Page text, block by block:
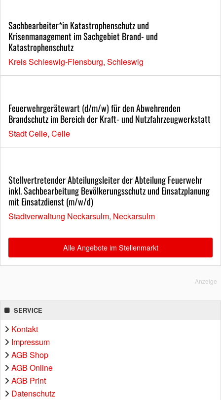
Sachbearbeiter*in Katastrophenschutz und
Krisenmanagement im Sachgebiet Brand- und
Katastrophenschutz
Kreis Schleswig-Flensburg, Schleswig
Feuerwehrgerätewart (d/m/w) für den Abwehrenden
Brandschutz im Bereich der Kraft- und Nutzfahrzeugwerkstatt
Stadt Celle, Celle
Stellvertretender Abteilungsleiter der Abteilung Feuerwehr
inkl. Sachbearbeitung Bevölkerungsschutz und Einsatzplanung
mit Einsatzdienst (m/w/d)
Stadtverwaltung Neckarsulm, Neckarsulm
Alle Angebote im Stellenmarkt
Anzeige
SERVICE
Kontakt
Impressum
AGB Shop
AGB Online
AGB Print
Datenschutz